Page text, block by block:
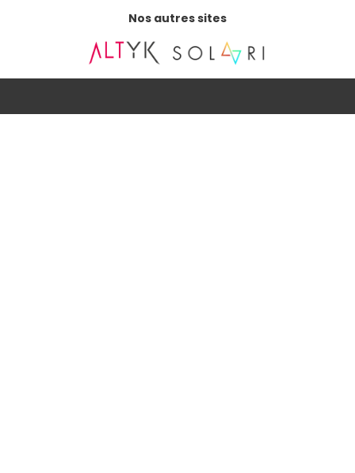
Nos autres sites